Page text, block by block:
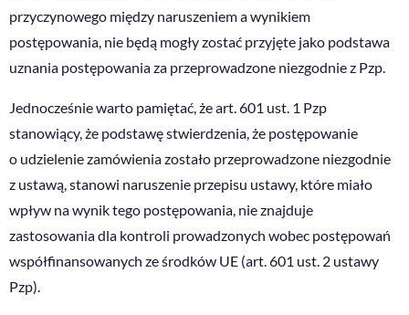
przyczynowego między naruszeniem a wynikiem
postępowania, nie będą mogły zostać przyjęte jako podstawa
uznania postępowania za przeprowadzone niezgodnie z Pzp.
Jednocześnie warto pamiętać, że art. 601 ust. 1 Pzp
stanowiący, że podstawę stwierdzenia, że postępowanie
o udzielenie zamówienia zostało przeprowadzone niezgodnie
z ustawą, stanowi naruszenie przepisu ustawy, które miało
wpływ na wynik tego postępowania, nie znajduje
zastosowania dla kontroli prowadzonych wobec postępowań
współfinansowanych ze środków UE (art. 601 ust. 2 ustawy
Pzp).